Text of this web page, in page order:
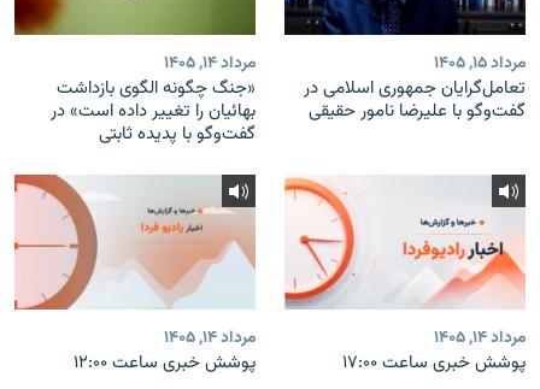
مرداد ۱۵, ۱۴۰۵
تعامل‌گرایان جمهوری اسلامی در
گفت‌وگو با علیرضا نامور حقیقی
مرداد ۱۴, ۱۴۰۵
«جنگ چگونه الگوی بازداشت
بهائیان را تغییر داده است» در
گفت‌وگو با پدیده ثابتی
مرداد ۱۴, ۱۴۰۵
پوشش خبری ساعت ۱۷:۰۰
مرداد ۱۴, ۱۴۰۵
پوشش خبری ساعت ۱۲:۰۰